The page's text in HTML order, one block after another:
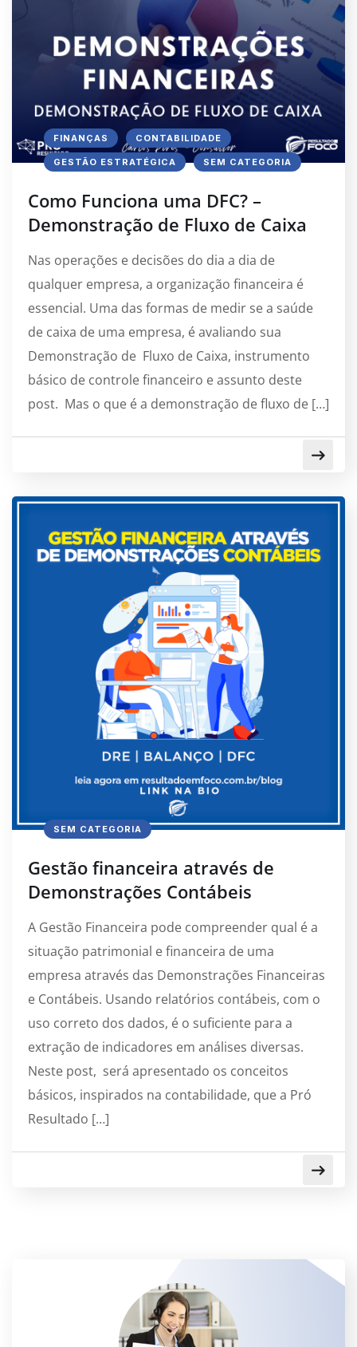
FINANÇAS CONTABILIDADE
GESTÃO ESTRATÉGICA SEM CATEGORIA
Como Funciona uma DFC? –
Demonstração de Fluxo de Caixa
Nas operações e decisões do dia a dia de
qualquer empresa, a organização financeira é
essencial. Uma das formas de medir se a saúde
de caixa de uma empresa, é avaliando sua
Demonstração de Fluxo de Caixa, instrumento
básico de controle financeiro e assunto deste
post. Mas o que é a demonstração de fluxo de […]
SEM CATEGORIA
Gestão financeira através de
Demonstrações Contábeis
A Gestão Financeira pode compreender qual é a
situação patrimonial e financeira de uma
empresa através das Demonstrações Financeiras
e Contábeis. Usando relatórios contábeis, com o
uso correto dos dados, é o suficiente para a
extração de indicadores em análises diversas.
Neste post, será apresentado os conceitos
básicos, inspirados na contabilidade, que a Pró
Resultado […]